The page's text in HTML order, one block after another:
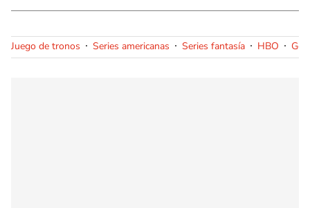
Juego de tronos Series americanas Series fantasía HBO